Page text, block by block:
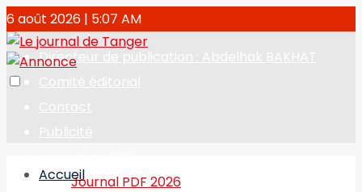
6 août 2026 | 5:07 AM
Directeur de publication : Abdelhak BAKHAT
Journal PDF 2026
Accueil